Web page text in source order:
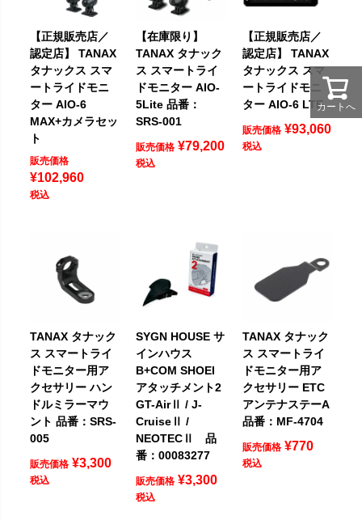
【正規販売店／
認定店】 TANAX
タナックス スマ
ートライドモニ
ター AIO-6
MAX+カメラセッ
ト
販売価格
¥102,960
税込
【在庫限り】
TANAX タナック
ス スマートライ
ドモニター AIO-
5Lite 品番：
SRS-001
販売価格 ¥79,200
税込
【正規販売店／
認定店】 TANAX
タナックス スマ
ートライドモニ
ター AIO-6 LTE
販売価格 ¥93,060
税込
TANAX タナック
ス スマートライ
ドモニター用ア
クセサリー ハン
ドルミラーマウ
ント 品番：SRS-
005
販売価格 ¥3,300
税込
SYGN HOUSE サ
インハウス
B+COM SHOEI
アタッチメント2
GT-AirⅡ / J-
CruiseⅡ /
NEOTECⅡ 品
番：00083277
販売価格 ¥3,300
税込
TANAX タナック
ス スマートライ
ドモニター用ア
クセサリー ETC
アンテナステーA
品番：MF-4704
販売価格 ¥770
税込
カートへ